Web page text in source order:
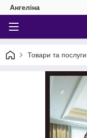
Ангеліна
Товари та послуги